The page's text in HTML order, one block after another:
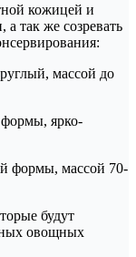
кожицей и
так же созревать
массой до
ярко-
формы, массой 70-
будут
овощных